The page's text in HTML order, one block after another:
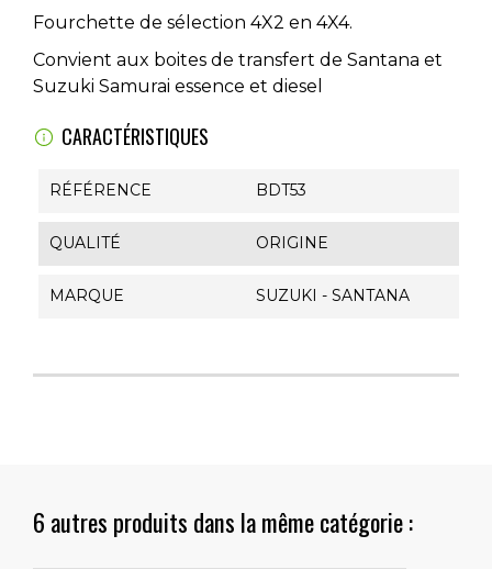
Fourchette de sélection 4X2 en 4X4.
Convient aux boites de transfert de Santana et
Suzuki Samurai essence et diesel
CARACTÉRISTIQUES
RÉFÉRENCE BDT53
QUALITÉ ORIGINE
MARQUE SUZUKI - SANTANA
6 autres produits dans la même catégorie :